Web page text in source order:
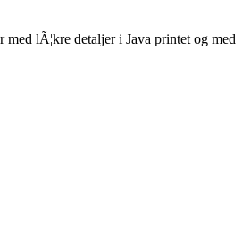
lÃ¦kre detaljer i Java printet og med